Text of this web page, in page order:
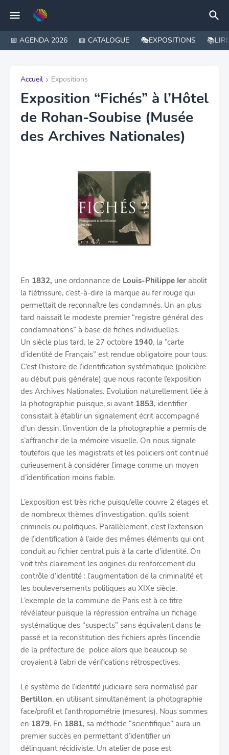
📅 AGENDA 2026 📖 CATALOGUE 🎭EXPOSITIONS 📚LIRE
Accueil Expositions
Exposition “Fichés” à l’Hôtel
de Rohan-Soubise (Musée
des Archives Nationales)
En 1832, une ordonnance de Louis-Philippe Ier abolit
la flétrissure, c’est-à-dire la marque au fer rouge qui
permettait de reconnaître les condamnés. Un an plus
tard naissait le modeste premier “registre général des
condamnations” à base de fiches individuelles.
Un siècle plus tard, le 27 octobre 1940, la “carte
d’identité de Français” est rendue obligatoire pour tous.
C’est l’histoire de l’identification systématique (policière
au début puis générale) que nous raconte l’exposition
des Archives Nationales. Evolution naturellement liée à
la photographie puisque, si avant 1853, identifier
consistait à établir un signalement écrit accompagné
d’un dessin, l’invention de la photographie a permis de
s’affranchir de la mémoire visuelle. On nous signale
toutefois que les magistrats et les policiers ont continué
curieusement à considérer l’image comme un moyen
d’identification moins fiable.
L’exposition est très riche puisqu’elle couvre 2 étages et
de nombreux thèmes d’investigation, qu’ils soient
criminels ou politiques. Parallèlement, c’est l’extension
de l’identification à l’aide des mêmes éléments qui ont
conduit au fichier central puis à la carte d’identité. On
voit très clairement les origines du renforcement du
contrôle d’identité : l’augmentation de la criminalité et
les bouleversements politiques au XIXe siècle.
L’exemple de la commune de Paris est à ce titre
révélateur puisque la répression entraîna un fichage
systématique des “suspects” sans équivalent dans le
passé et la reconstitution des fichiers après l’incendie
de la préfecture de police alors que beaucoup se
croyaient à l’abri de vérifications rétrospectives.
Le système de l’identité judiciaire sera normalisé par
Bertillon, en utilisant simultanément la photographie
face/profil et l’anthropométrie (mesures). Nous sommes
en 1879. En 1881, sa méthode “scientifique” aura un
premier succès en permettant d’identifier un
délinquant récidiviste. Un atelier de pose est